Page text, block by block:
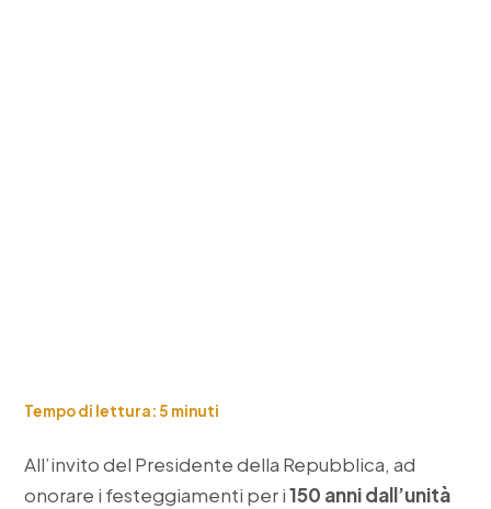
Tempo di lettura: 5 minuti
All’invito del Presidente della Repubblica, ad
onorare i festeggiamenti per i150 anni dall’unità